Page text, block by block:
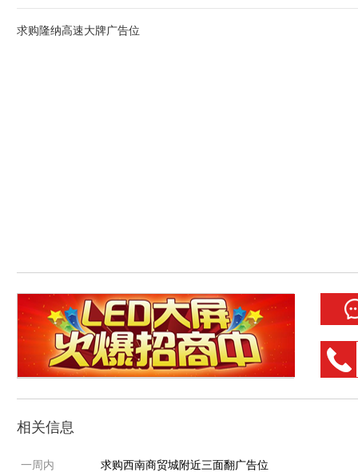
求购隆纳高速大牌广告位
相关信息
一周内 求购西南商贸城附近三面翻广告位